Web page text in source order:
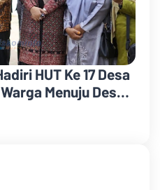
HUT Ke 17 Desa
Menuju Desa